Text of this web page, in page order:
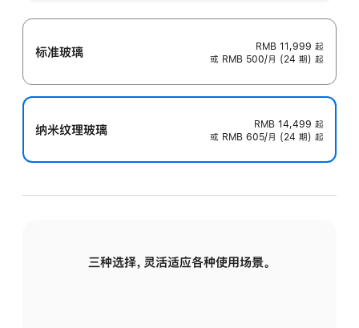
标准玻璃 RMB 11,999 起
或 RMB 500/月 (24 期) 起
纳米纹理玻璃 RMB 14,499 起
或 RMB 605/月 (24 期) 起
三种选择，灵活适应各种使用场景。